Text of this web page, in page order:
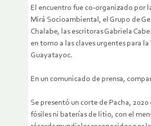
El encuentro fue co-organizado por
Mirá Socioambiental, el Grupo de
Chalabe, las escritoras Gabriela
en torno a las claves urgentes para
Guayatayoc.
En un comunicado de prensa,
Se presentó un corte de Pacha,
fósiles ni baterías de litio, con el